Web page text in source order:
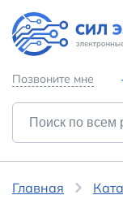
Позвоните мне
Главная